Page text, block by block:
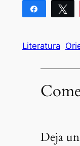
Compartir
Literatura
Deja